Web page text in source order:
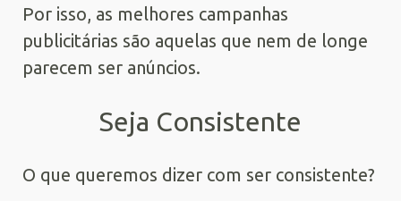
Por isso, as melhores campanhas
publicitárias são aquelas que nem de longe
parecem ser anúncios.
Seja Consistente
O que queremos dizer com ser consistente?